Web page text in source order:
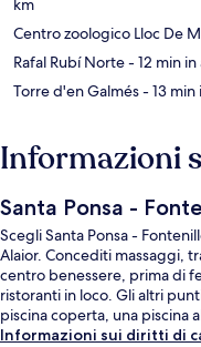
km
Centro zoologico Lloc De
Rafal Rubí Norte- 12 min
Torre d'en Galmés- 13 min
Informazioni
Santa Ponsa -
Scegli Santa Ponsa -
Alaior. Concediti massaggi,
centro benessere, prima di
ristoranti in loco. Gli altri
piscina coperta, una piscina
Informazioni sui diritti di